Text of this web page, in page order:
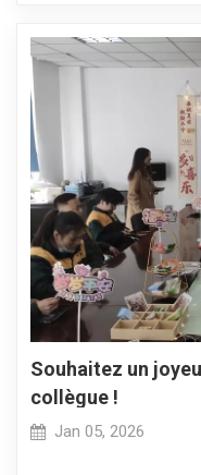
Souhaitez un
collègue !
Jan 05, 2026